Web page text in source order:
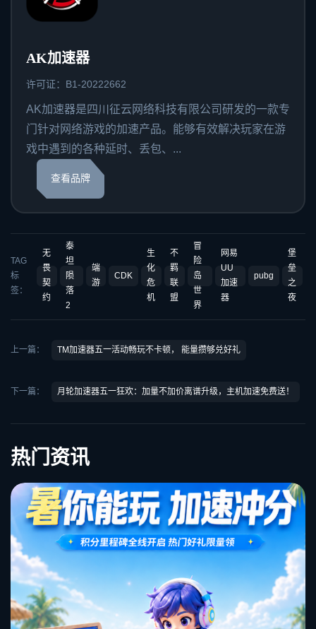
AK加速器
许可证：B1-20222662
AK加速器是四川征云网络科技有限公司研发的一款专
门针对网络游戏的加速产品。能够有效解决玩家在游
戏中遇到的各种延时、丢包、...
查看品牌
TAG
标
签：
无
畏
契
约
泰
坦
陨
落
2
端
游
CDK
生
化
危
机
不
羁
联
盟
冒
险
岛
世
界
网易
UU
加速
器
pubg
堡
垒
之
夜
上一篇： TM加速器五一活动畅玩不卡顿， 能量攒够兑好礼
下一篇： 月轮加速器五一狂欢：加量不加价离谱升级，主机加速免费送！
热门资讯